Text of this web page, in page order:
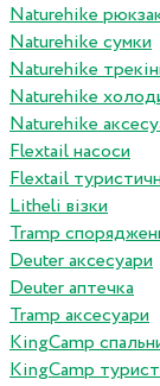
Naturehike
Naturehike сумки
Naturehike
Naturehike
Naturehike
Flextail насоси
Flextail
Litheli візки
Tramp
Deuter аксесуари
Deuter аптечка
Tramp аксесуари
KingCamp
KingCamp